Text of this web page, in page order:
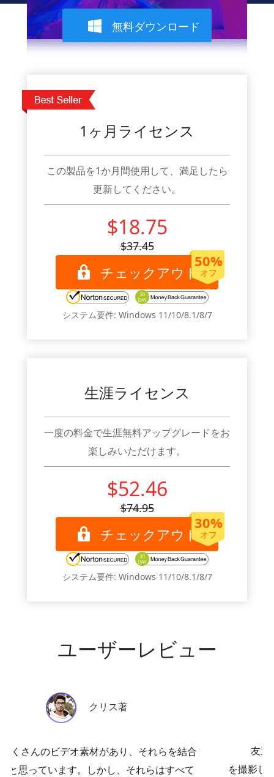
無料ダウンロード
1ヶ月ライセンス
この製品を1か月間使用して、満足したら
更新してください。
$18.75
$37.45
チェックアウト
50%
オフ
システム要件: Windows 11/10/8.1/8/7
生涯ライセンス
一度の料金で生涯無料アップグレードをお
楽しみいただけます。
$52.46
$74.95
チェックアウト
30%
オフ
システム要件: Windows 11/10/8.1/8/7
ユーザーレビュー
コーラより
友達の誕生日パーティーでたくさんのビデオ
を撮影しました。それらを 1 本の長いビデオに結